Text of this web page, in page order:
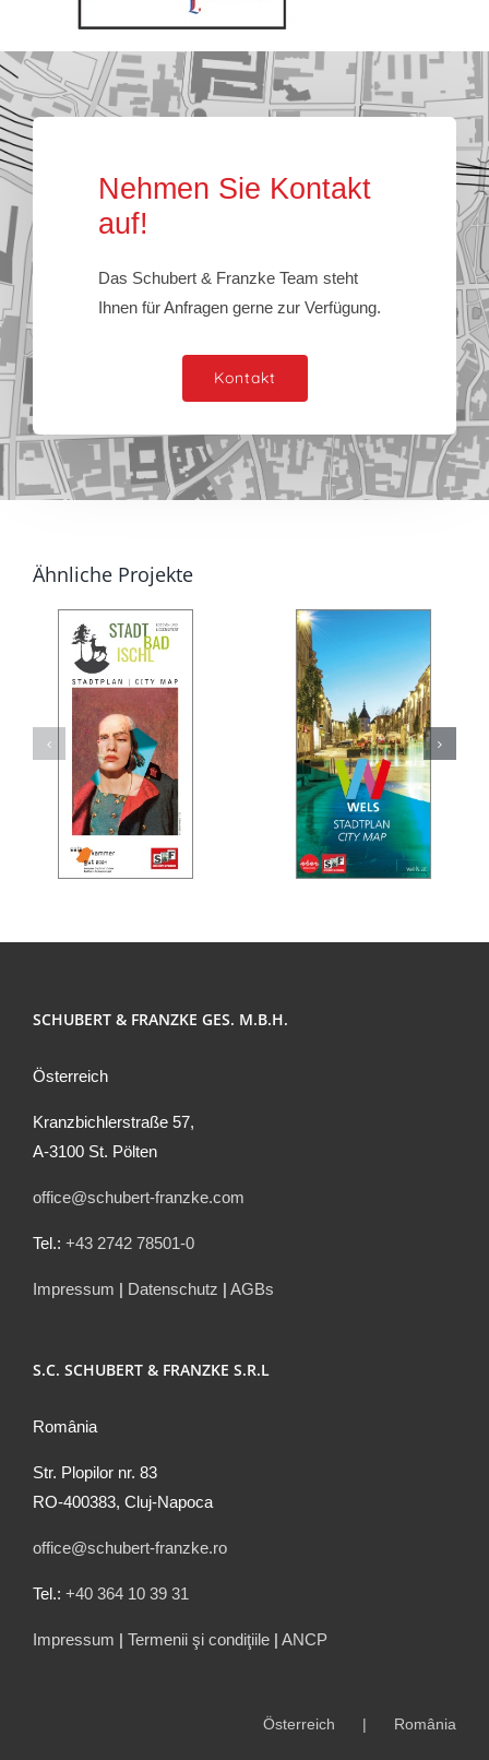
Nehmen Sie Kontakt
auf!
Das Schubert & Franzke Team steht
Ihnen für Anfragen gerne zur Verfügung.
Kontakt
Ähnliche Projekte
SCHUBERT & FRANZKE GES. M.B.H.
Österreich
Kranzbichlerstraße 57,
A-3100 St. Pölten
office@schubert-franzke.com
Tel.: +43 2742 78501-0
Impressum | Datenschutz | AGBs
S.C. SCHUBERT & FRANZKE S.R.L
România
Str. Plopilor nr. 83
RO-400383, Cluj-Napoca
office@schubert-franzke.ro
Tel.: +40 364 10 39 31
Impressum | Termenii şi condiţiile | ANCP
Österreich România